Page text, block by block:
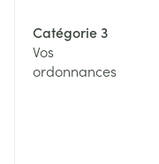
Catégorie 3
Vos
ordonnances